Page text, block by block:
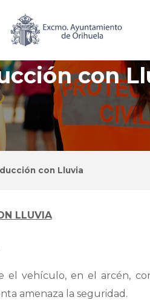
con
con Lluvia
LLUVIA
el vehículo, en el arcén,
amenaza la seguridad.